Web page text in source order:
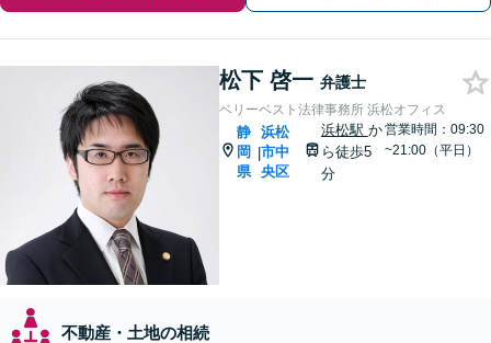
松下 啓一 弁護士
ベリーベスト法律事務所 浜松オフィス
静
岡
県
|
浜松
市中
央区
浜松駅 か
ら徒歩5
分
営業時間：09:30
~21:00（平日）
不動産・土地の相続